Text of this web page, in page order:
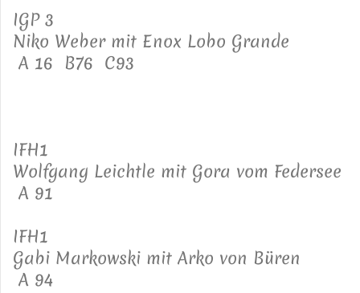
IGP 3
Niko Weber mit Enox Lobo Grande
A 16 B76 C93
IFH1
Wolfgang Leichtle mit Gora vom Federsee
A 91
IFH1
Gabi Markowski mit Arko von Büren
A 94